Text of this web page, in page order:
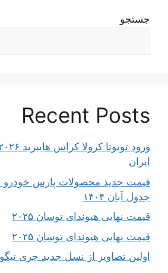
جستجو
Recent Posts
ایران
قیمت جدید محصولات پارس
جدول آبان ۱۴۰۴
قیمت نهایی هیوندای توسان ۲۰۲۵
قیمت نهایی هیوندای توسان ۲۰۲۵
اولین تصاویر از نسل جدید چری تیگو 7 منتشر شد